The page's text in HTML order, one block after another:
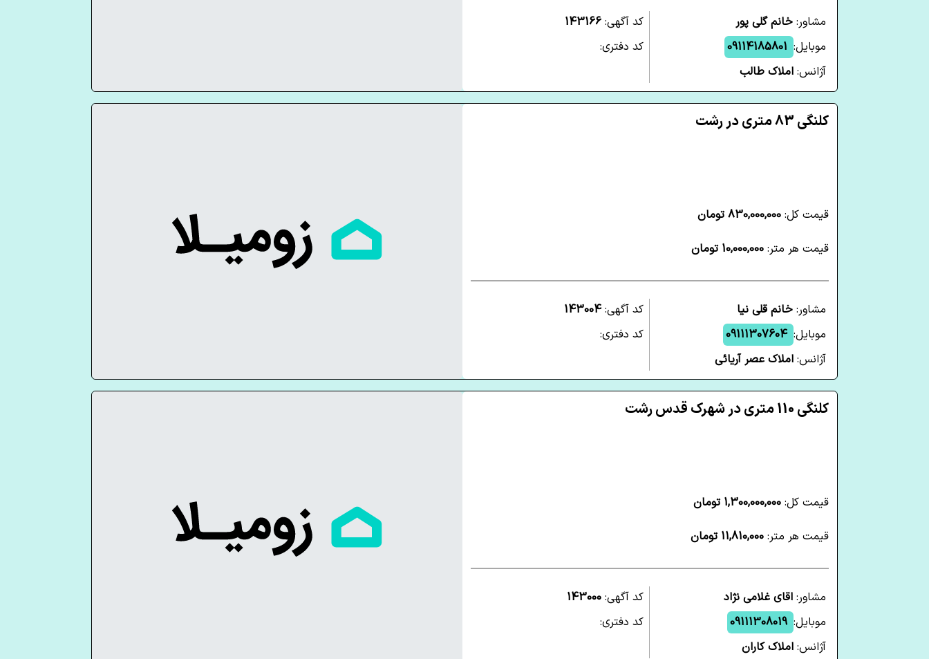
مشاور: خانم گلی پور
موبایل: 09114185801
آژانس: املاک طالب
کد آگهی: 143166
کد دفتری:
کلنگی 83 متری در رشت
قیمت کل: 830,000,000 تومان
قیمت هر متر: 10,000,000 تومان
مشاور: خانم قلی نیا
موبایل: 09111307604
آژانس: املاک عصر آریائی
کد آگهی: 143004
کد دفتری:
کلنگی 110 متری در شهرک قدس رشت
قیمت کل: 1,300,000,000 تومان
قیمت هر متر: 11,810,000 تومان
مشاور: اقای غلامی نژاد
موبایل: 09111308019
آژانس: املاک کاران
کد آگهی: 143000
کد دفتری: